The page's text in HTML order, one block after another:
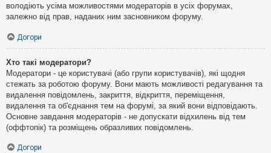
володіють усіма можливостями модераторів в усіх форумах,
залежно від прав, наданих ним засновником форуму.
Догори
Хто такі модератори?
Модератори - це користувачі (або групи користувачів), які щодня
стежать за роботою форуму. Вони мають можливості редагування та
видалення повідомлень, закриття, відкриття, переміщення,
видалення та об'єднання тем на форумі, за який вони відповідають.
Основне завдання модераторів - не допускати відхилень від тем
(оффтопік) та розміщень образливих повідомлень.
Догори